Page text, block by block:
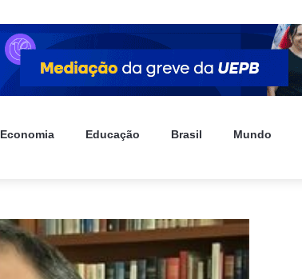
Economia Educação Brasil Mundo